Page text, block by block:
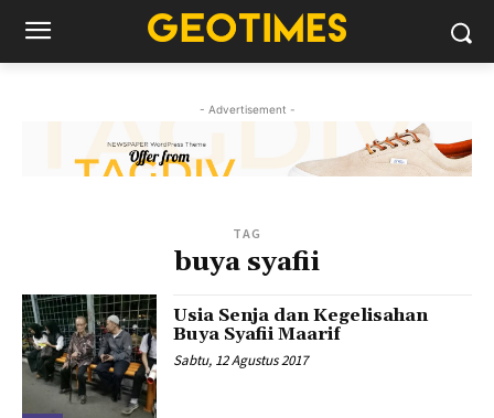
- Advertisement -
TAG
buya syafii
Usia Senja dan Kegelisahan
Buya Syafii Maarif
Sabtu, 12 Agustus 2017